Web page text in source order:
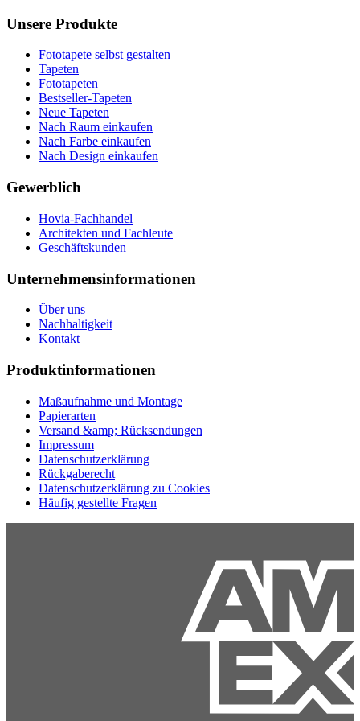
Unsere Produkte
Fototapete selbst gestalten
Tapeten
Fototapeten
Bestseller-Tapeten
Neue Tapeten
Nach Raum einkaufen
Nach Farbe einkaufen
Nach Design einkaufen
Gewerblich
Hovia-Fachhandel
Architekten und Fachleute
Geschäftskunden
Unternehmensinformationen
Über uns
Nachhaltigkeit
Kontakt
Produktinformationen
Maßaufnahme und Montage
Papierarten
Versand &amp; Rücksendungen
Impressum
Datenschutzerklärung
Rückgaberecht
Datenschutzerklärung zu Cookies
Häufig gestellte Fragen